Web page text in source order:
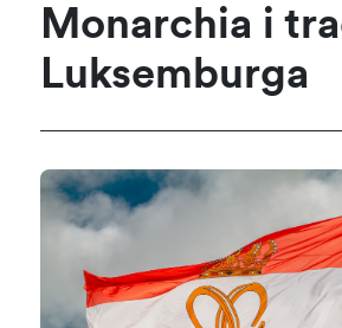
Monarchia i
Luksemburga